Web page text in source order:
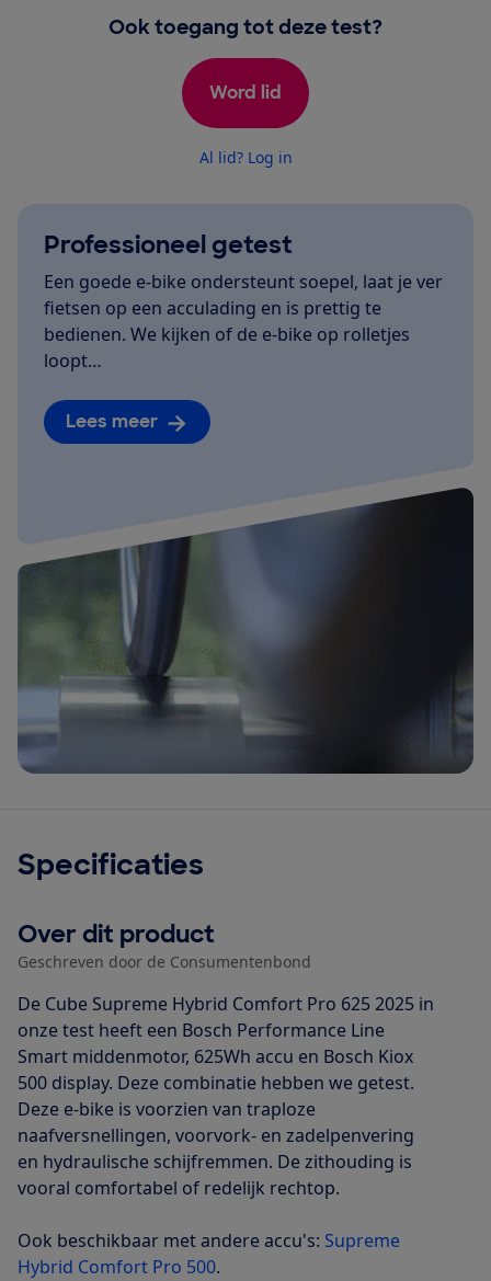
Ook toegang tot deze test?
Word lid
Al lid? Log in
Professioneel getest
Een goede e-bike ondersteunt soepel, laat je ver
fietsen op een acculading en is prettig te
bedienen. We kijken of de e-bike op rolletjes
loopt…
Lees meer
Specificaties
Over dit product
Geschreven door de Consumentenbond
De Cube Supreme Hybrid Comfort Pro 625 2025 in
onze test heeft een Bosch Performance Line
Smart middenmotor, 625Wh accu en Bosch Kiox
500 display. Deze combinatie hebben we getest.
Deze e-bike is voorzien van traploze
naafversnellingen, voorvork- en zadelpenvering
en hydraulische schijfremmen. De zithouding is
vooral comfortabel of redelijk rechtop.
Ook beschikbaar met andere accu's: Supreme
Hybrid Comfort Pro 500.